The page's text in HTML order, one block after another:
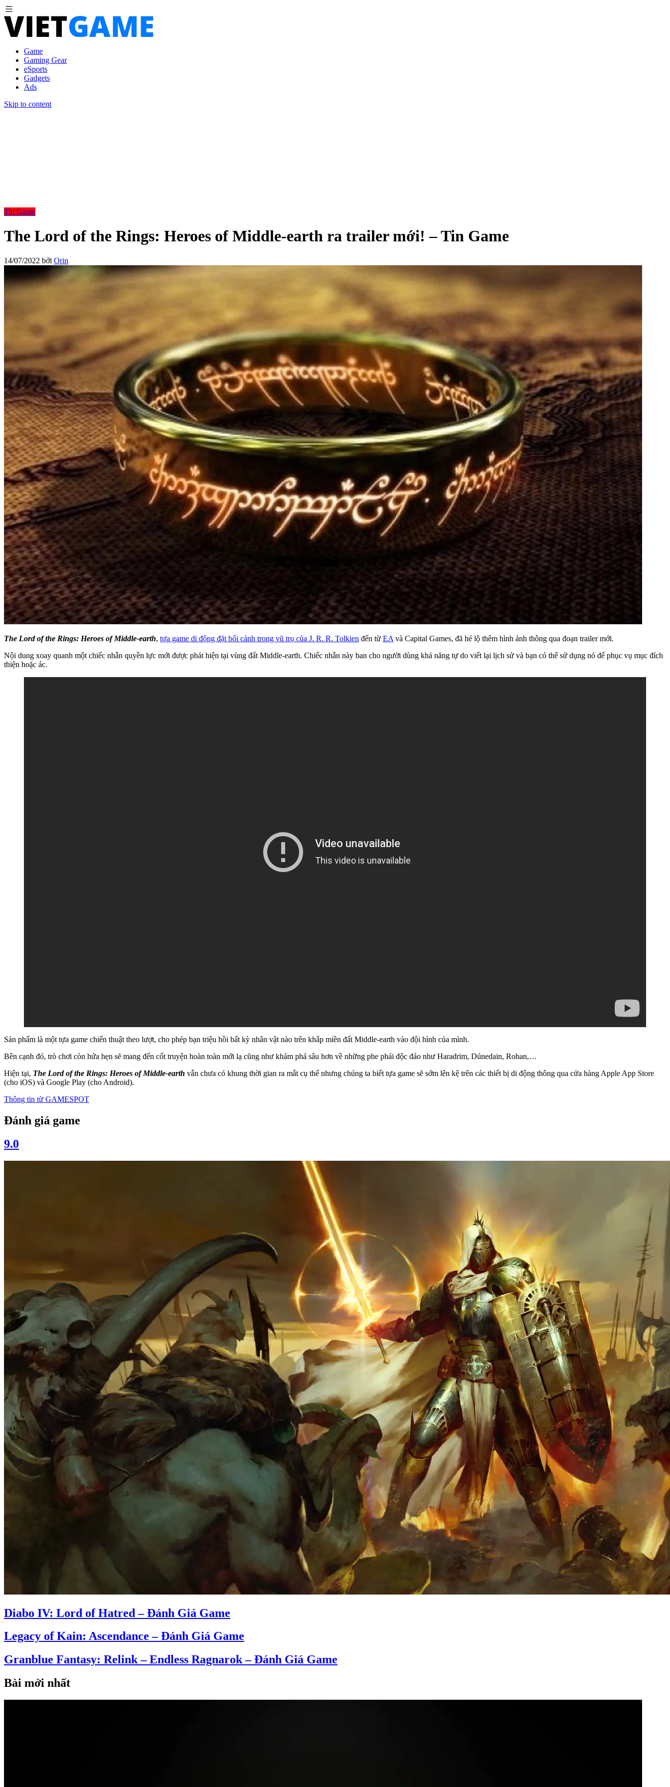
Game
Gaming Gear
eSports
Gadgets
Ads
Skip to content
Tin Game
The Lord of the Rings: Heroes of Middle-earth ra trailer mới! – Tin Game
14/07/2022 bởi Orin
The Lord of the Rings: Heroes of Middle-earth, tựa game di động đặt bối cảnh trong vũ trụ của J. R. R. Tolkien đến từ EA và Capital Games, đã hé lộ thêm hình ảnh thông qua đoạn trailer mới.
Nội dung xoay quanh một chiếc nhẫn quyền lực mới được phát hiện tại vùng đất Middle-earth. Chiếc nhẫn này ban cho người dùng khả năng tự do viết lại lịch sử và bạn có thể sử dụng nó để phục vụ mục đích
thiện hoặc ác.
Sản phẩm là một tựa game chiến thuật theo lượt, cho phép bạn triệu hồi bất kỳ nhân vật nào trên khắp miền đất Middle-earth vào đội hình của mình.
Bên cạnh đó, trò chơi còn hứa hẹn sẽ mang đến cốt truyện hoàn toàn mới lạ cũng như khám phá sâu hơn về những phe phái độc đáo như Haradrim, Dúnedain, Rohan,…
Hiện tại, The Lord of the Rings: Heroes of Middle-earth vẫn chưa có khung thời gian ra mắt cụ thể nhưng chúng ta biết tựa game sẽ sớm lên kệ trên các thiết bị di động thông qua cửa hàng Apple App Store
(cho iOS) và Google Play (cho Android).
Thông tin từ GAMESPOT
Đánh giá game
9.0
Diabo IV: Lord of Hatred – Đánh Giá Game
Legacy of Kain: Ascendance – Đánh Giá Game
Granblue Fantasy: Relink – Endless Ragnarok – Đánh Giá Game
Bài mới nhất